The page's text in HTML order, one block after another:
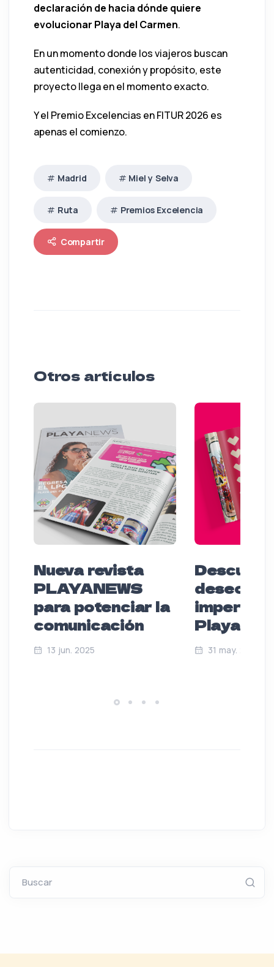
declaración de hacia dónde quiere
evolucionar Playa del Carmen.
En un momento donde los viajeros buscan
autenticidad, conexión y propósito, este
proyecto llega en el momento exacto.
Y el Premio Excelencias en FITUR 2026 es
apenas el comienzo.
Madrid Miel y Selva
Ruta Premios Excelencia
Compartir
Otros artículos
Nueva revista
PLAYANEWS
para potenciar la
comunicación
13 jun. 2025
deseos
Playa del
31 may. 2025
Buscar